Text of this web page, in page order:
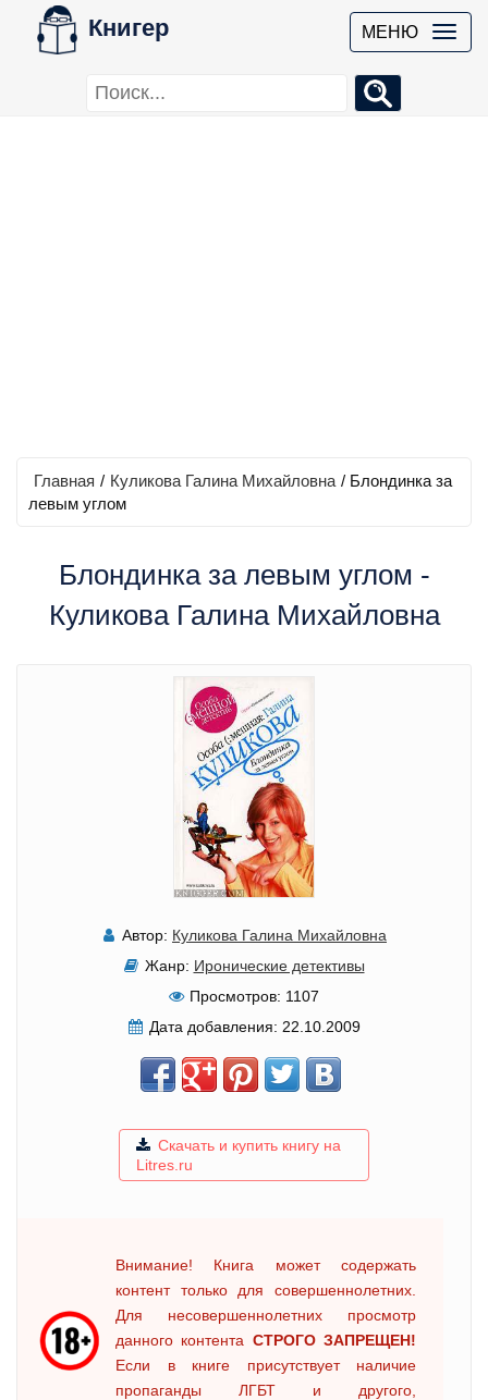
Книгер МЕНЮ
Главная / Куликова Галина Михайловна / Блондинка за
левым углом
Блондинка за левым углом -
Куликова Галина Михайловна
Автор: Куликова Галина Михайловна
Жанр: Иронические детективы
Просмотров: 1107
Дата добавления: 22.10.2009
Скачать и купить книгу на
Litres.ru
Внимание! Книга может содержать
контент только для совершеннолетних.
Для несовершеннолетних просмотр
данного контента СТРОГО ЗАПРЕЩЕН!
Если в книге присутствует наличие
пропаганды ЛГБТ и другого,